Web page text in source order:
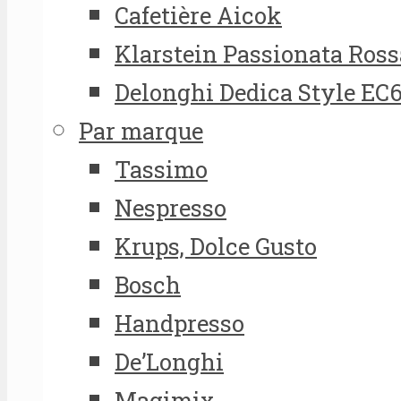
Cafetière Aicok
Klarstein Passionata
Delonghi Dedica Style
Par marque
Tassimo
Nespresso
Krups, Dolce Gusto
Bosch
Handpresso
De’Longhi